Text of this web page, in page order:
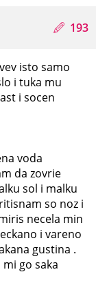
193
isto samo
i tuka mu
i socen
voda
da zovrie
sol i malku
so noz i
necela min
i vareno
gustina .
go saka